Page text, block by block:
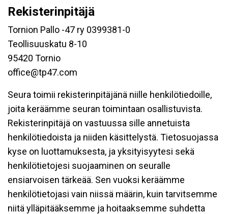
Rekisterinpitäjä
Tornion Pallo -47 ry 0399381-0
Teollisuuskatu 8-10
95420 Tornio
office@tp47.com
Seura toimii rekisterinpitäjänä niille henkilötiedoille,
joita keräämme seuran toimintaan osallistuvista.
Rekisterinpitäjä on vastuussa sille annetuista
henkilötiedoista ja niiden käsittelystä. Tietosuojassa
kyse on luottamuksesta, ja yksityisyytesi sekä
henkilötietojesi suojaaminen on seuralle
ensiarvoisen tärkeää. Sen vuoksi keräämme
henkilötietojasi vain niissä määrin, kuin tarvitsemme
niitä ylläpitääksemme ja hoitaaksemme suhdetta